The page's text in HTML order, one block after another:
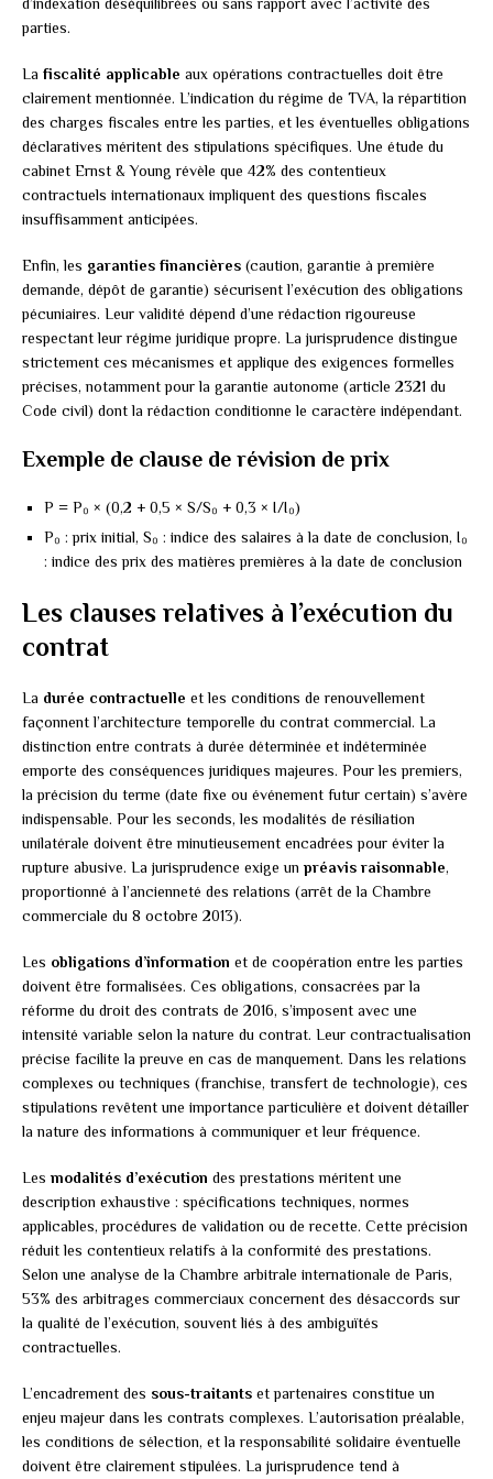
parties.
La fiscalité applicable aux opérations contractuelles doit être
clairement mentionnée. L’indication du régime de TVA, la répartition
des charges fiscales entre les parties, et les éventuelles obligations
déclaratives méritent des stipulations spécifiques. Une étude du
cabinet Ernst & Young révèle que 42% des contentieux
contractuels internationaux impliquent des questions fiscales
insuffisamment anticipées.
Enfin, les garanties financières (caution, garantie à première
demande, dépôt de garantie) sécurisent l’exécution des obligations
pécuniaires. Leur validité dépend d’une rédaction rigoureuse
respectant leur régime juridique propre. La jurisprudence distingue
strictement ces mécanismes et applique des exigences formelles
précises, notamment pour la garantie autonome (article 2321 du
Code civil) dont la rédaction conditionne le caractère indépendant.
Exemple de clause de révision de prix
P = P₀ × (0,2 + 0,5 × S/S₀ + 0,3 × I/I₀)
P₀ : prix initial, S₀ : indice des salaires à la date de conclusion, I₀
: indice des prix des matières premières à la date de conclusion
Les clauses relatives à l’exécution du
contrat
La durée contractuelle et les conditions de renouvellement
façonnent l’architecture temporelle du contrat commercial. La
distinction entre contrats à durée déterminée et indéterminée
emporte des conséquences juridiques majeures. Pour les premiers,
la précision du terme (date fixe ou événement futur certain) s’avère
indispensable. Pour les seconds, les modalités de résiliation
unilatérale doivent être minutieusement encadrées pour éviter la
rupture abusive. La jurisprudence exige un préavis raisonnable,
proportionné à l’ancienneté des relations (arrêt de la Chambre
commerciale du 8 octobre 2013).
Les obligations d’information et de coopération entre les parties
doivent être formalisées. Ces obligations, consacrées par la
réforme du droit des contrats de 2016, s’imposent avec une
intensité variable selon la nature du contrat. Leur contractualisation
précise facilite la preuve en cas de manquement. Dans les relations
complexes ou techniques (franchise, transfert de technologie), ces
stipulations revêtent une importance particulière et doivent détailler
la nature des informations à communiquer et leur fréquence.
Les modalités d’exécution des prestations méritent une
description exhaustive : spécifications techniques, normes
applicables, procédures de validation ou de recette. Cette précision
réduit les contentieux relatifs à la conformité des prestations.
Selon une analyse de la Chambre arbitrale internationale de Paris,
53% des arbitrages commerciaux concernent des désaccords sur
la qualité de l’exécution, souvent liés à des ambiguïtés
contractuelles.
L’encadrement des sous-traitants et partenaires constitue un
enjeu majeur dans les contrats complexes. L’autorisation préalable,
les conditions de sélection, et la responsabilité solidaire éventuelle
doivent être clairement stipulées. La jurisprudence tend à